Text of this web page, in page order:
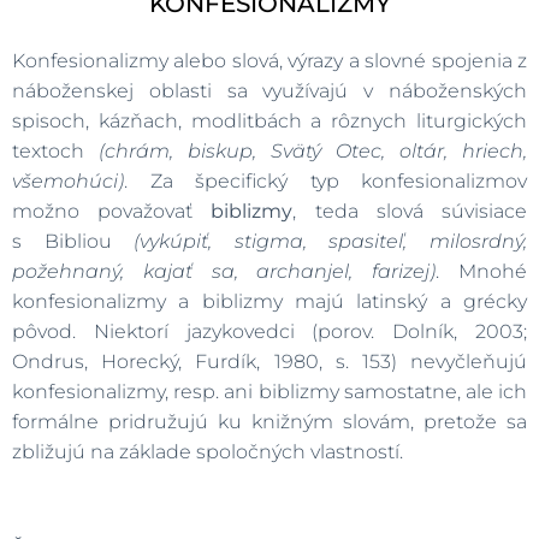
Konfesionalizmy alebo slová, výrazy a slovné spojenia z
náboženskej oblasti sa využívajú v náboženských
spisoch, kázňach, modlitbách a rôznych liturgických
textoch (chrám, biskup, Svätý Otec, oltár, hriech,
všemohúci). Za špecifický typ konfesionalizmov
možno považovať biblizmy, teda slová súvisiace
s Bibliou (vykúpiť, stigma, spasiteľ, milosrdný,
požehnaný, kajať sa, archanjel, farizej). Mnohé
konfesionalizmy a biblizmy majú latinský a grécky
pôvod. Niektorí jazykovedci (porov. Dolník, 2003;
Ondrus, Horecký, Furdík, 1980, s. 153) nevyčleňujú
konfesionalizmy, resp. ani biblizmy samostatne, ale ich
formálne pridružujú ku knižným slovám, pretože sa
zbližujú na základe spoločných vlastností.